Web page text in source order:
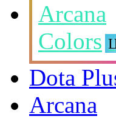
Arcana
Colors
Dota
Arcana